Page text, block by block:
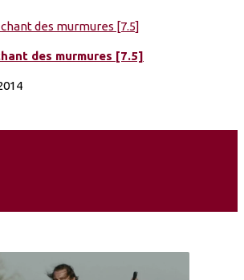
des murmures [7.5]